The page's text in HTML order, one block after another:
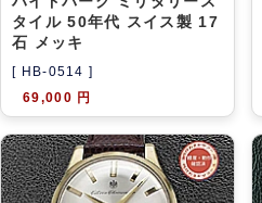
タイル 50年代 スイス製 17
石 メッキ
[ HB-0514 ]
69,000 円